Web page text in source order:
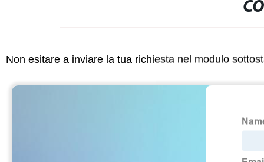
Non esitare a inviare la tua richiesta nel modulo